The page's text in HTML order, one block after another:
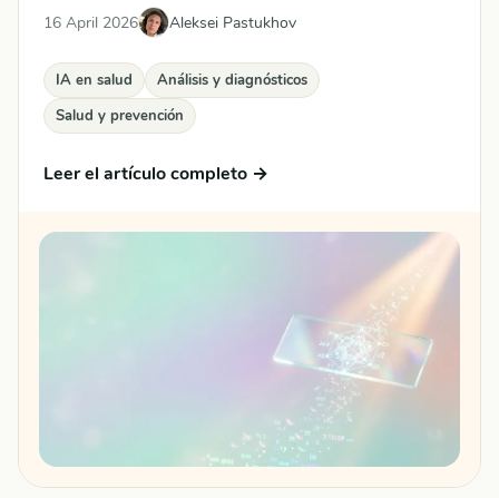
16 April 2026 Aleksei Pastukhov
IA en salud
Análisis y diagnósticos
Salud y prevención
Leer el artículo completo →